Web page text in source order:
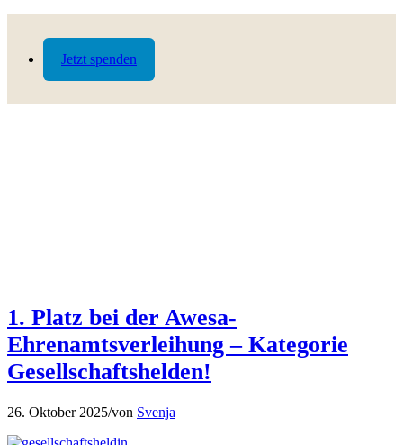
Jetzt spenden
1. Platz bei der Awesa-
Ehrenamtsverleihung – Kategorie
Gesellschaftshelden!
26. Oktober 2025/von Svenja